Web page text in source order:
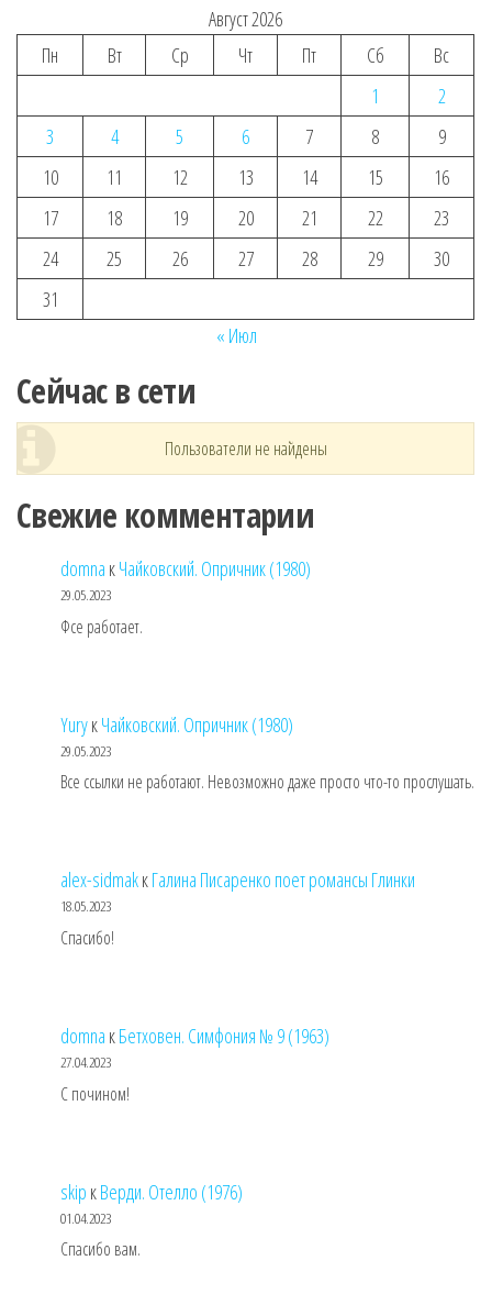
Август 2026
Пн
Вт Ср Чт Пт Сб
Вс
1
2
3
4 5 6 7 8
9
10
11 12 13 14 15
16
17
18 19 20 21 22
23
24
25 26 27 28 29
30
31
« Июл
Сейчас в сети
Пользователи не найдены
Свежие комментарии
domna кЧайковский. Опричник (1980)
29.05.2023
Фсе работает.
YuryкЧайковский. Опричник (1980)
29.05.2023
Все ссылки не работают. Невозможно даже просто что-то прослушать.
alex-sidmakкГалина Писаренко поет романсы Глинки
18.05.2023
Спасибо!
domna кБетховен. Симфония № 9 (1963)
27.04.2023
С почином!
skip кВерди. Отелло (1976)
01.04.2023
Спасибо вам.